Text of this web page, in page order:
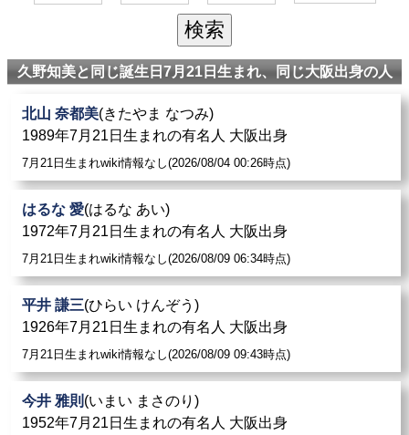
久野知美と同じ誕生日7月21日生まれ、同じ大阪出身の人
北山 奈都美(きたやま なつみ)
1989年7月21日生まれの有名人 大阪出身
7月21日生まれwiki情報なし(2026/08/04 00:26時点)
はるな 愛(はるな あい)
1972年7月21日生まれの有名人 大阪出身
7月21日生まれwiki情報なし(2026/08/09 06:34時点)
平井 謙三(ひらい けんぞう)
1926年7月21日生まれの有名人 大阪出身
7月21日生まれwiki情報なし(2026/08/09 09:43時点)
今井 雅則 (いまい まさのり)
1952年7月21日生まれの有名人 大阪出身